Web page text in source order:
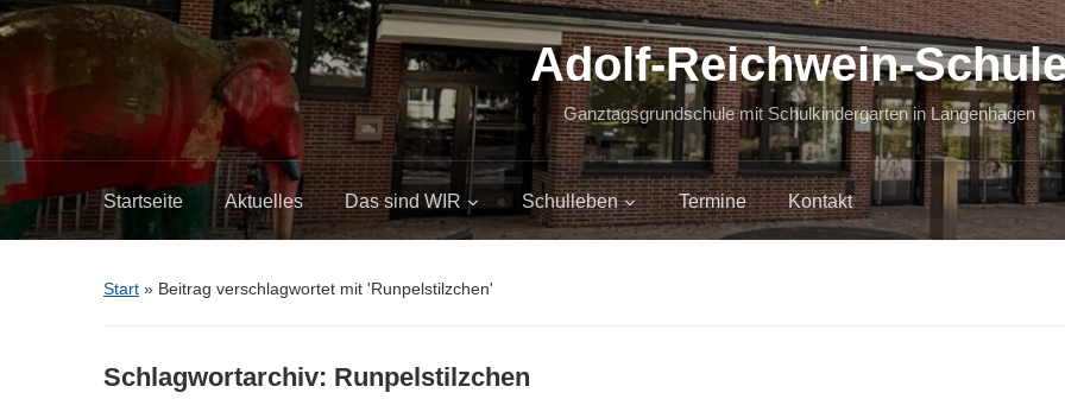
Adolf-Reichwein-
Ganztagsgrundschule mit Schulkindergarten in Langenhagen
Startseite Aktuelles Das sind WIR Schulleben Termine Kontakt
Start » Beitrag verschlagwortet mit 'Runpelstilzchen'
Schlagwortarchiv: Runpelstilzchen